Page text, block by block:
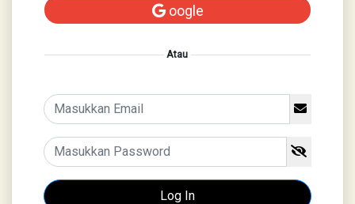
oogle
Atau